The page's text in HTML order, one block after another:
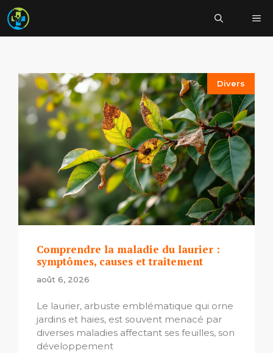
Aller
au
contenu
Divers
Comprendre la maladie du laurier :
symptômes, causes et traitement
août 6, 2026
Le laurier, arbuste emblématique qui orne
jardins et haies, est souvent menacé par
diverses maladies affectant ses feuilles, son
développement